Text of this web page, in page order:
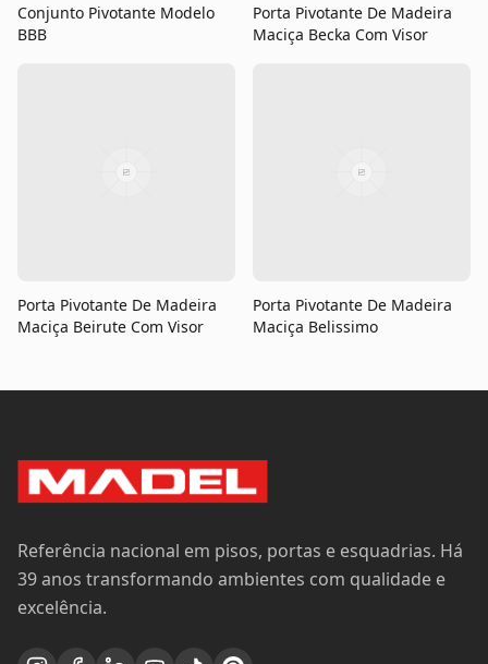
Conjunto Pivotante Modelo
BBB
Porta Pivotante De Madeira
Maciça Becka Com Visor
Porta Pivotante De Madeira
Maciça Beirute Com Visor
Porta Pivotante De Madeira
Maciça Belissimo
Referência nacional em pisos, portas e esquadrias. Há
39 anos transformando ambientes com qualidade e
excelência.